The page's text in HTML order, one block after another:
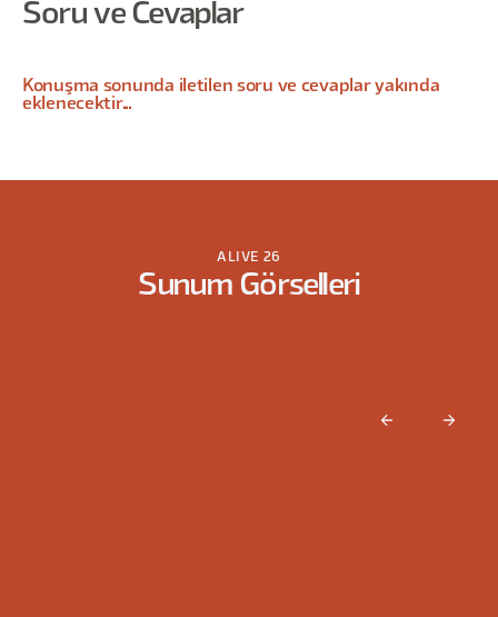
Soru ve Cevaplar
Konuşma sonunda iletilen soru ve cevaplar yakında
eklenecektir...
ALIVE 26
Sunum Görselleri